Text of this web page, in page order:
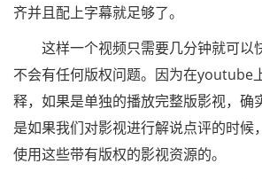
齐并且配上字幕就足够了。
这样一个视频只需要几分钟就可以
不会有任何版权问题。因为在youtube
释，如果是单独的播放完整版影视，确
是如果我们对影视进行解说点评的时候
使用这些带有版权的影视资源的。